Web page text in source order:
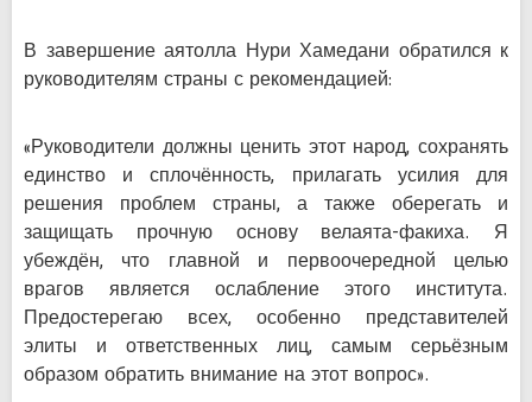
В завершение аятолла Нури Хамедани обратился к
руководителям страны с рекомендацией:
«Руководители должны ценить этот народ, сохранять
единство и сплочённость, прилагать усилия для
решения проблем страны, а также оберегать и
защищать прочную основу велаята-факиха. Я
убеждён, что главной и первоочередной целью
врагов является ослабление этого института.
Предостерегаю всех, особенно представителей
элиты и ответственных лиц, самым серьёзным
образом обратить внимание на этот вопрос».